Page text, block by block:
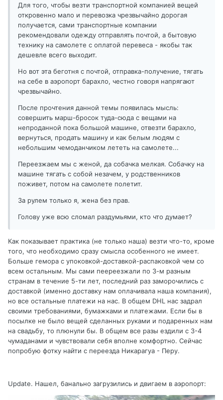
Для того, чтобы везти транспортной компанией вещей
откровенно мало и перевозка чрезвычайно дорогая
получается, сами транспортные компании
рекомендовали одежду отправлять почтой, а бытовую
технику на самолете с оплатой перевеса - якобы так
дешевле всего выходит.
Но вот эта беготня с почтой, отправка-получение, тягать
на себе в аэропорт барахло, честно говоря напрягают
чрезвычайно.
После прочтения данной темы появилась мысль:
совершить марш-бросок туда-сюда с вещами на
непроданной пока большой машине, отвезти барахло,
вернуться, продать машину и как белым людям с
небольшим чемоданчиком лететь на самолете...
Переезжаем мы с женой, да собачка мелкая. Собачку на
машине тягать с собой незачем, у родственников
поживет, потом на самолете полетит.
За рулем только я, жена без прав.
Голову уже всю сломал раздумьями, кто что думает?
Как показывает практика (не только наша) везти что-то, кроме
того, что необходимо сразу смысла особенного не имеет.
Больше гемора с упоковкой-доставкой-распаковкой чем со
всем остальным. Мы сами пеереезжали по 3-м разным
странам в течение 5-ти лет, последний раз заморочились с
доставкой (именно доставку нам оплачивала наша компания),
но все остальные платежи на нас. В общем DHL нас задрал
своими требованиями, бумажками и платежами. Если бы в
посылке не было вещей сделанных руками и подаренных нам
на свадьбу, то плюнули бы. В общем все разы ездили с 3-4
чумаданами и чувствовали себя вполне комфортно. Сейчас
попробую фотку найти с переезда Никарагуа - Перу.
Update. Нашел, банально загрузились и двигаем в аэропорт: